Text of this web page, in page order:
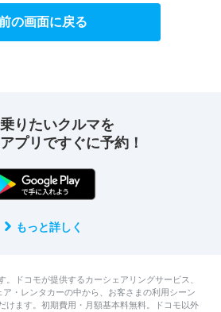
の画面に戻る
乗りたいクルマを
アプリですぐに予約！
もっと詳しく
。ドコモが提供するカーシェアリングサービス、
ア・レンタカーの中から、お客さまの利用シーン
けます。初期費用・月額基本料無料。ドコモ以外